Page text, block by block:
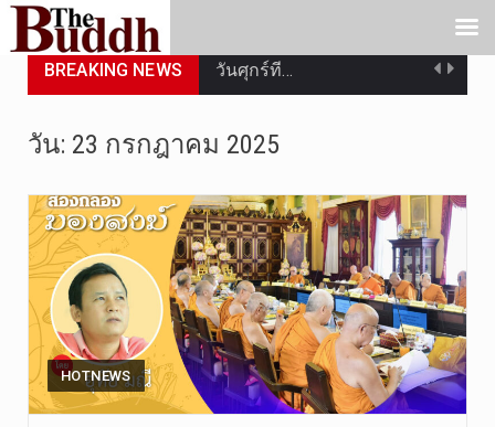
BREAKING NEWS วันศุกร์ที…
เมื่อวันที…
“สมเด็จเกี…
วันที่ 7 ส…
วัดสระเกศ …
วัน: 23 กรกฎาคม 2025
HOTNEWS